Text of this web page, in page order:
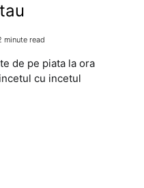
minute read
de pe piata la ora
cu incetul